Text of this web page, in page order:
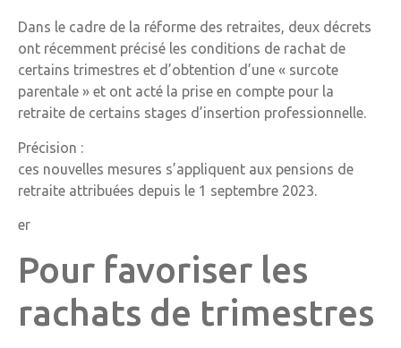
Dans le cadre de la réforme des retraites, deux décrets
ont récemment précisé les conditions de rachat de
certains trimestres et d’obtention d’une « surcote
parentale » et ont acté la prise en compte pour la
retraite de certains stages d’insertion professionnelle.
Précision :
ces nouvelles mesures s’appliquent aux pensions de
retraite attribuées depuis le 1 septembre 2023.
er
Pour favoriser les
rachats de trimestres